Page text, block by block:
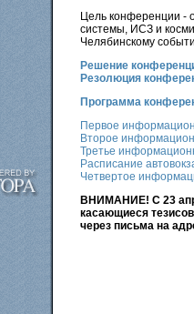
Цель конференции -
системы, ИСЗ и
Челябинскому
Решение
Резолюция
Программа
Первое
Второе
Третье
Расписание
Четвертое
ВНИМАНИЕ! С 23
касающиеся
через письма на